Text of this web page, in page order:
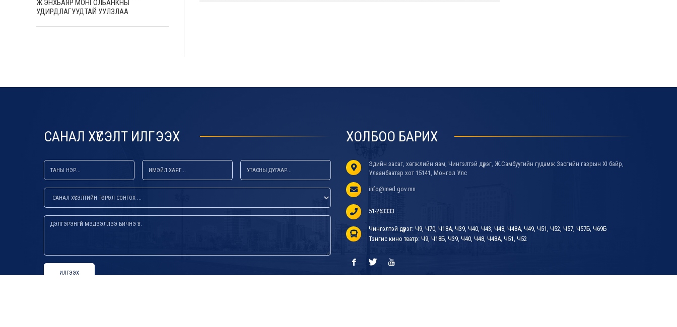
Ж.ЭНХБАЯР МОНГОЛБАНКНЫ
УДИРДЛАГУУДТАЙ УУЛЗЛАА
САНАЛ ХҮСЭЛТ ИЛГЭЭХ
ИЛГЭЭХ
ХОЛБОО БАРИХ
Эдийн засаг, хөгжлийн яам, Чингэлтэй дүүрэг, Ж.Самбуугийн гудамж Засгийн газрын XI байр,
Улаанбаатар хот 15141, Монгол Улс
info@med.gov.mn
51-263333
Чингэлтэй дүүрэг: Ч9, Ч70, Ч18А, Ч39, Ч40, Ч43, Ч48, Ч48А, Ч49, Ч51, Ч52, Ч57, Ч57Б, Ч69Б
Тэнгис кино театр: Ч9, Ч18Б, Ч39, Ч40, Ч48, Ч48А, Ч51, Ч52